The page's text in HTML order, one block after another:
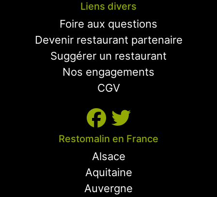
Liens divers
Foire aux questions
Devenir restaurant partenaire
Suggérer un restaurant
Nos engagements
CGV
Restomalin en France
Alsace
Aquitaine
Auvergne